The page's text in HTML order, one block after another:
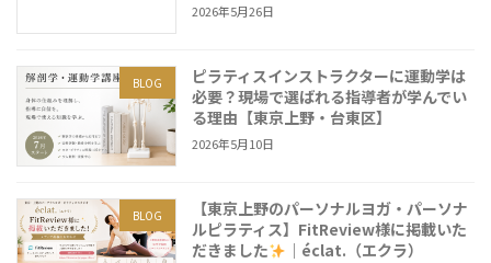
2026年5月26日
BLOG
ピラティスインストラクターに運動学は
必要？現場で選ばれる指導者が学んでい
る理由【東京上野・台東区】
2026年5月10日
BLOG
【東京上野のパーソナルヨガ・パーソナ
ルピラティス】FitReview様に掲載いた
だきました
｜éclat.（エクラ）